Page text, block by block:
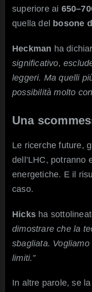
superiore ai
quella del bosone
Heckman ha
significativo,
leggeri. Ma quelli
possibilità molto
Una
Le ricerche future,
dell’LHC, potranno
energetiche. E il
caso.
Hicks ha
dimostrare che la
sbagliata.
limiti.”
In altre parole, se